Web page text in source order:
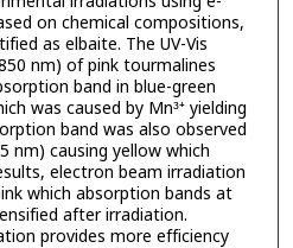
on chemical compositions,
as elbaite. The UV-Vis
nm) of pink tourmalines
band in blue-green
was caused by Mn³⁺ yielding
band was also observed
nm) causing yellow which
electron beam irradiation
which absorption bands at
after irradiation.
provides more efficiency